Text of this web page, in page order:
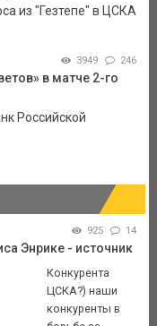
из "Гезтепе" в ЦСКА
3949 246
в матче 2-го
Российской
925 14
Энрике - источник
Конкурента
ЦСКА?) наши
конкуренты в